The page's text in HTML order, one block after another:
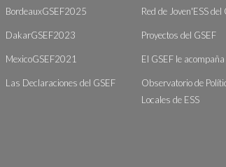
BordeauxGSEF2025
DakarGSEF2023
MexicoGSEF2021
Las Declaraciones del GSEF
Red de Joven'ESS del
Proyectos del GSEF
El GSEF le acompaña
Observatorio de
Locales de ESS